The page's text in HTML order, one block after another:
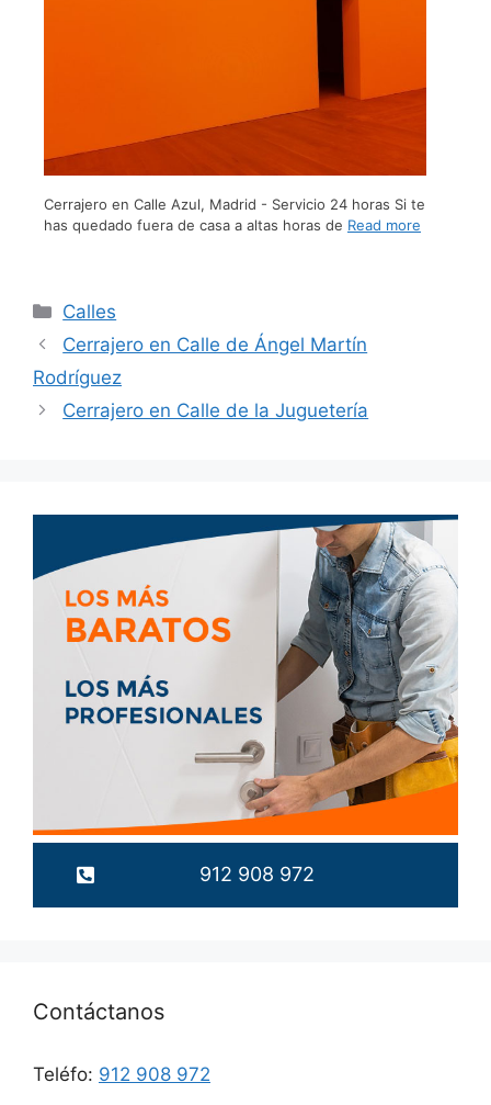
Cerrajero en Calle Azul, Madrid - Servicio 24 horas Si te
has quedado fuera de casa a altas horas de Read more
Calles
Cerrajero en Calle de Ángel Martín
Rodríguez
Cerrajero en Calle de la Juguetería
912 908 972
Contáctanos
Teléfo: 912 908 972